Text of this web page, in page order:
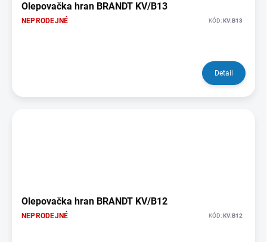
Olepovačka hran BRANDT KV/B13
NEPRODEJNÉ KÓD:KV.B13
Detail
Olepovačka hran BRANDT KV/B12
NEPRODEJNÉ KÓD: KV.B12